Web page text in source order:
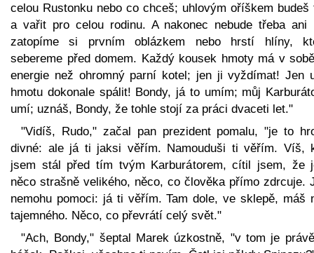
celou Rustonku nebo co chceš; uhlovým oříškem budeš
a vařit pro celou rodinu. A nakonec nebude třeba ani
zatopíme si prvním oblázkem nebo hrstí hlíny,
sebereme před domem. Každý kousek hmoty má v
energie než ohromný parní kotel; jen ji vyždímat! Jen
hmotu dokonale spálit! Bondy, já to umím; můj
umí; uznáš, Bondy, že tohle stojí za práci dvaceti let."
"Vidíš, Rudo," začal pan prezident pomalu, "je to
divné: ale já ti jaksi věřím. Namouduši ti věřím. Víš,
jsem stál před tím tvým Karburátorem, cítil jsem, že
něco strašně velikého, něco, co člověka přímo zdrcuje.
nemohu pomoci: já ti věřím. Tam dole, ve sklepě, máš
tajemného. Něco, co převrátí celý svět."
"Ach, Bondy," šeptal Marek úzkostně, "v tom je